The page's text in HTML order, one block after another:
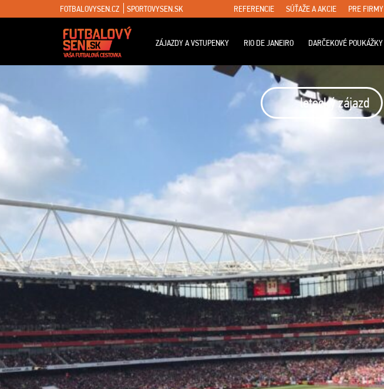
FOTBALOVYSEN.CZ SPORTOVYSEN.SK REFERENCIE SÚŤAŽE A AKCIE PRE FIRMY
ZÁJAZDY A VSTUPENKY RIO DE JANEIRO DARČEKOVÉ POUKÁŽKY
letecký zájazd